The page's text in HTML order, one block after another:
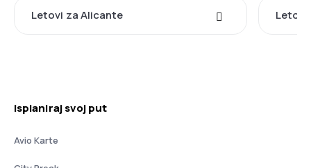
Letovi za Alicante Letovi
Isplaniraj svoj put
Avio Karte